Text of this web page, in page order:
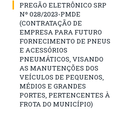
PREGÃO ELETRÔNICO SRP
Nº 028/2023-PMDE
(CONTRATAÇÃO DE
EMPRESA PARA FUTURO
FORNECIMENTO DE PNEUS
E ACESSÓRIOS
PNEUMÁTICOS, VISANDO
AS MANUTENÇÕES DOS
VEÍCULOS DE PEQUENOS,
MÉDIOS E GRANDES
PORTES, PERTENCENTES À
FROTA DO MUNICÍPIO)